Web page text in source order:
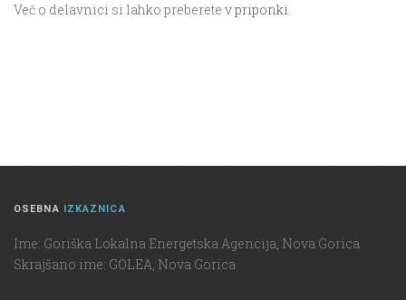
Več o delavnici si lahko preberete vpriponki.
OSEBNA IZKAZNICA
Ime: Goriška Lokalna Energetska Agencija, Nova Gorica
Skrajšano ime: GOLEA, Nova Gorica